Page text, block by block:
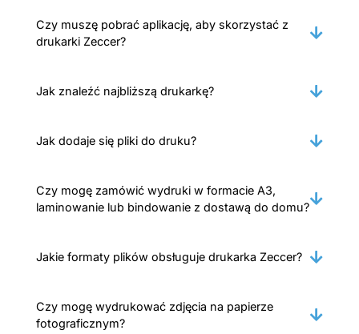
Czy muszę pobrać aplikację, aby skorzystać z
drukarki Zeccer?
Jak znaleźć najbliższą drukarkę?
Jak dodaje się pliki do druku?
Czy mogę zamówić wydruki w formacie A3,
laminowanie lub bindowanie z dostawą do domu?
Jakie formaty plików obsługuje drukarka Zeccer?
Czy mogę wydrukować zdjęcia na papierze
fotograficznym?